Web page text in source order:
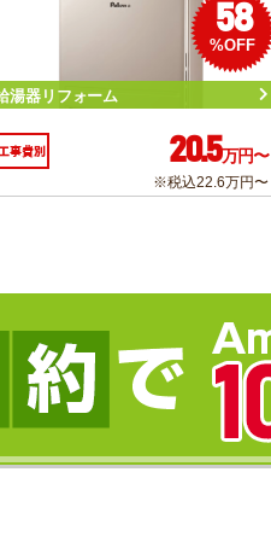
58
%OFF
湯器リフォーム
工事費別 20.5万円〜
※税込22.6万円〜